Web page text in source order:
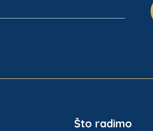
Što radimo